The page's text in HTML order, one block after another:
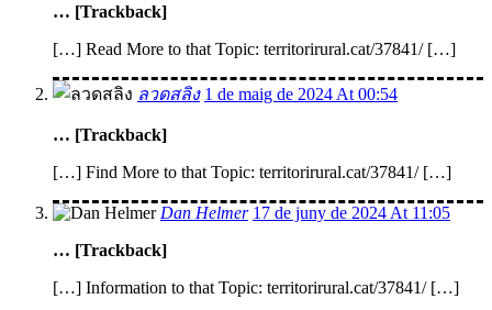
… [Trackback]
[…] Read More to that Topic: territorirural.cat/37841/ […]
ลวดสลิง 1 de maig de 2024 At 00:54
… [Trackback]
[…] Find More to that Topic: territorirural.cat/37841/ […]
Dan Helmer 17 de juny de 2024 At 11:05
… [Trackback]
[…] Information to that Topic: territorirural.cat/37841/ […]